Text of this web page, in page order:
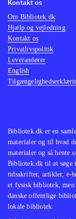
er i den
engelsk.
og grimt sprog
Helt oplagt er
Call of duty -
som også var
Bibliotek.dk er en
materialer og til hvad
materialer og så hente
Bibliotek.dk til at søge
tidsskrifter, artikler, e-
et fysisk bibliotek, men
danske offentlige
lokale bibliotek.
Kontakt os
Om Bibliotek.dk
Hjælp og vejledning
Kontakt os
Privatlivspolitik
Leverandører
English